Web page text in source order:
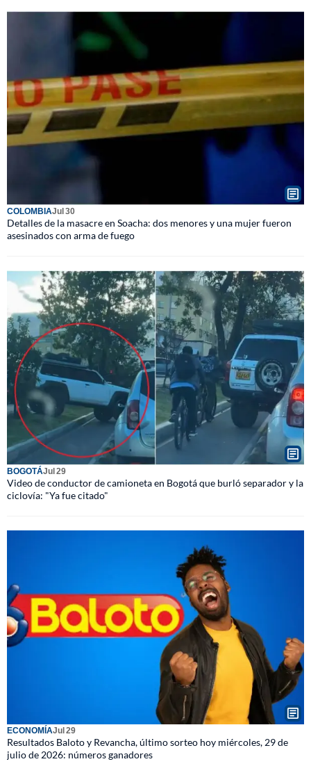
COLOMBIAJul 30
Detalles de la masacre en Soacha: dos menores y una mujer fueron
asesinados con arma de fuego
BOGOTÁJul 29
Video de conductor de camioneta en Bogotá que burló separador y la
ciclovía: "Ya fue citado"
ECONOMÍAJul 29
Resultados Baloto y Revancha, último sorteo hoy miércoles, 29 de
julio de 2026: números ganadores